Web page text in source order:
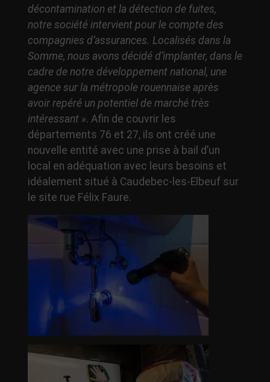
décontamination et la détection de fuites,
notre société intervient pour le compte des
compagnies d’assurances. Localisés dans la
Somme, nous avons décidé d’implanter, dans le
cadre de notre développement national, une
agence sur la métropole rouennaise après
avoir repéré un potentiel de marché très
intéressant ». Afin de couvrir les
départements 76 et 27, ils ont créé une
nouvelle entité avec une prise à bail d’un
local en adéquation avec leurs besoins et
idéalement situé à Caudebec-les-Elbeuf sur
le site rue Félix Faure.